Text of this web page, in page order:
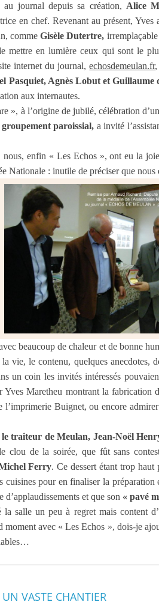
au journal depuis sa création, Alice
en chef. Revenant au présent,
commeGisèle Dutertre,
mettre en lumière ceux qui sont le
internet du journal,echosdemeulan.fr,
Pasquiet, Agnès Lobut et Guillaume
aux internautes.
», à l’origine de jubilé, célébration
paroissial, a invité
nous, enfin « Les Echos », ont eu la
Nationale : inutile de préciser que nous
beaucoup de chaleur et de bonne
vie, le contenu, quelques anecdotes,
un coin les invités intéressés
Maretheu montrant la fabrication
l’imprimerie Buignet, ou encore
le traiteur de Meulan, Jean-Noël
de la soirée, que fût sans
Ferry. Ce dessert étant trop haut
cuisines pour en finaliser la
et que son « pavé
salle un peu à regret mais content
moment avec « Les Echos », dois-je
VASTE CHANTIER